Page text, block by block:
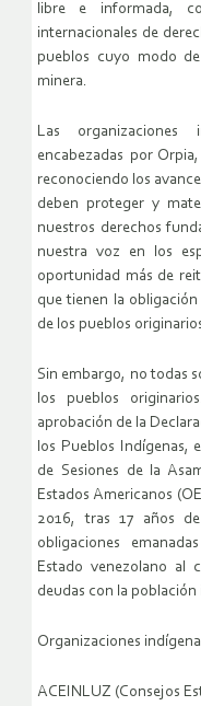
libre e informada,
internacionales de
pueblos cuyo modo
minera.
Las organizaciones
encabezadas por
reconociendo los
deben proteger y
nuestros derechos
nuestra voz en los
oportunidad más de
que tienen la
de los pueblos
Sin embargo, no todas
los pueblos
aprobación de la
los Pueblos Indígenas,
de Sesiones de la
Estados Americanos
2016, tras 17 años
obligaciones
Estado venezolano al
deudas con la población
Organizaciones
ACEINLUZ (Consejos